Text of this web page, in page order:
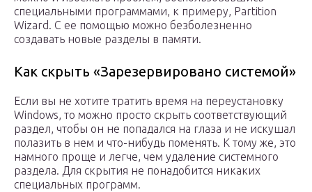
специальными программами, к примеру, Partition
Wizard. С ее помощью можно безболезненно
создавать новые разделы в памяти.
Как скрыть «Зарезервировано системой»
Если вы не хотите тратить время на переустановку
Windows, то можно просто скрыть соответствующий
раздел, чтобы он не попадался на глаза и не искушал
полазить в нем и что-нибудь поменять. К тому же, это
намного проще и легче, чем удаление системного
раздела. Для скрытия не понадобится никаких
специальных программ.